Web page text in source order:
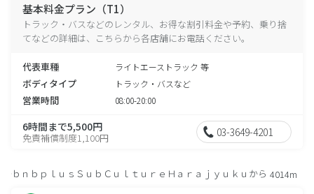
基本料金プラン（T1）
トラック・バスなどのレンタル、お得な割引料金や予約、乗り捨
てなどの詳細は、こちらから各店舗にお電話ください。
代表車種 ライトエーストラック 等
ボディタイプ トラック・バスなど
営業時間 08:00-20:00
6時間まで5,500円
免責補償制度1,100円 03-3649-4201
ｂｎｂｐｌｕｓＳｕｂＣｕｌｔｕｒｅＨａｒａｊｙｕｋｕから 4014m